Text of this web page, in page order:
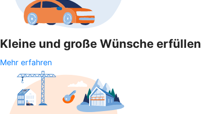
Kleine und große Wünsche erfüllen
Mehr erfahren